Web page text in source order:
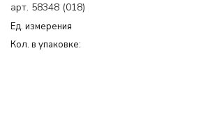
арт. 58348 (018)
Ед. измерения
Кол. в упаковке: